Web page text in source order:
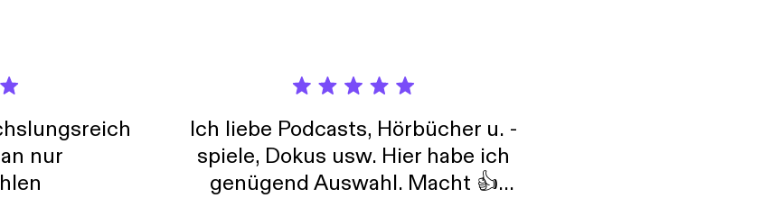
nur
Ich liebe Podcasts, Hörbücher u. -
spiele, Dokus usw. Hier habe ich
genügend Auswahl. Macht 👍